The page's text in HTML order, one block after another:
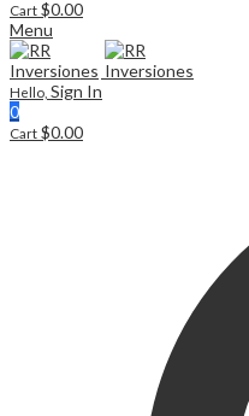
Cart $0.00
Menu
Hello, Sign In
0
Cart $0.00